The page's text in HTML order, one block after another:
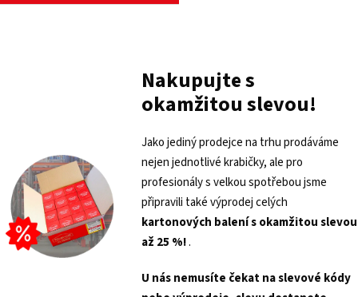
Nakupujte s
okamžitou slevou!
Jako jediný prodejce na trhu prodáváme
nejen jednotlivé krabičky, ale pro
profesionály s velkou spotřebou jsme
připravili také výprodej celých
kartonových balení sokamžitou slevou
až 25 %!.
U nás nemusíte čekat na slevové kódy